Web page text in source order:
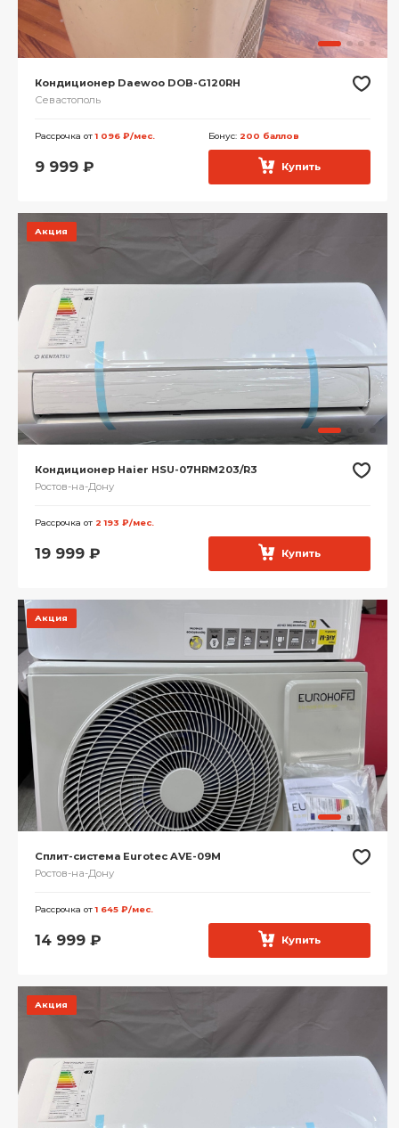
Кондиционер Daewoo DOB-G120RH
Севастополь
Рассрочка от1 096 ₽/мес. Бонус: 200 баллов
9 999 ₽ Купить
Акция
Кондиционер Haier HSU-07HRM203/R3
Ростов-на-Дону
Рассрочка от 2 193 ₽/мес.
19 999 ₽ Купить
Акция
Сплит-система Eurotec AVE-09M
Ростов-на-Дону
Рассрочка от1 645 ₽/мес.
14 999 ₽ Купить
Акция